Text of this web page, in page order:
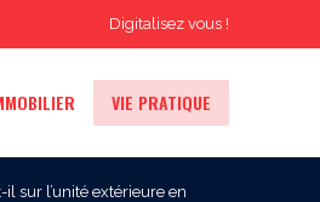
Digitalisez vous !
VIE PRATIQUE
sur l’unité extérieure en